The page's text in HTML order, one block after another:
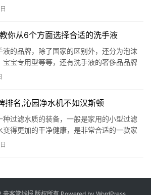
意的生日礼物排行榜，一起来看看有没有
因为杯子的谐音是一辈子。而且水杯是每
你从6个方面选择合适的洗手液
的品牌，除了国家的区别外，还分为泡沫
宝宝专用型等等，还有洗手液的奢侈品品牌
液哪个牌子好，从使用功效、适用人群、
理由：这个很清爽，…
排名,沁园净水机不如汉斯顿
过滤水质的装备，一般是家用的小型过滤
得更加的干净健康，是非常合适的一款家
都会购置净水机，不过对于净水机一定要